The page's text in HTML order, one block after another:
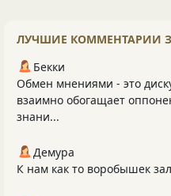
ЛУЧШИЕ КОММЕНТАРИИ
Бекки
Обмен мнениями - это
взаимно обогащает
знани...
Демура
К нам как то воробышек